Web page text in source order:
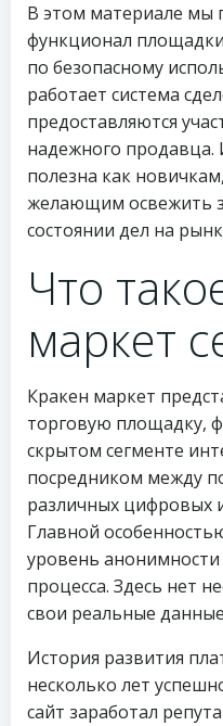
В этом материале мы
функционал
по безопасному
работает система
предоставляются
надежного
полезна как
желающим освежить
состоянии дел на
Что
маркет
Кракен маркет
торговую площадку,
скрытом сегменте
посредником между
различных цифровых
Главной
уровень анонимности
процесса. Здесь нет
свои реальные
История развития
несколько лет
сайт заработал